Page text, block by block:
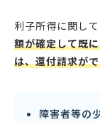
利子所得に関し
額が確定して既
は、還付請求が
障害者等の